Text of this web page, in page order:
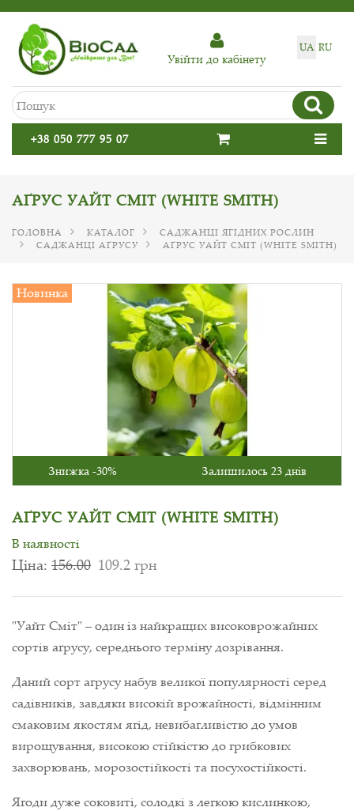
UA RU
Увiйти до кабiнету
+38 050 777 95 07
АҐРУС УАЙТ СМІТ (WHITE SMITH)
ГОЛОВНА КАТАЛОГ
САДЖАНЦІ ЯГІДНИХ РОСЛИН
САДЖАНЦІ АҐРУСУ
АҐРУС УАЙТ СМІТ (WHITE SMITH)
Новинка
Знижка -30% Залишилось 23 днів
АҐРУС УАЙТ СМІТ (WHITE SMITH)
В наявності
Ціна: 156.00 109.2 грн
"Уайт Сміт" – один із найкращих високоврожайних
сортів аґрусу, середнього терміну дозрівання.
Даний сорт аґрусу набув великої популярності серед
садівників, завдяки високій врожайності, відмінним
смаковим якостям ягід, невибагливістю до умов
вирощування, високою стійкістю до грибкових
захворювань, морозостійкості та посухостійкості.
Ягоди дуже соковиті, солодкі з легкою кислинкою,